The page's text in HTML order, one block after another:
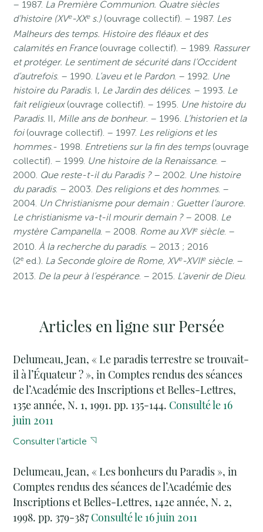
– 1987. La Première Communion. Quatre siècles
d’histoire (XVe-XXes.) (ouvrage collectif). – 1987. Les
Malheurs des temps. Histoire des fléaux et des
calamités en France(ouvrage collectif). – 1989. Rassurer
et protéger. Le sentiment de sécurité dans l’Occident
d’autrefois. – 1990. L’aveu et le Pardon. – 1992. Une
histoire du Paradis. I, Le Jardin des délices. – 1993. Le
fait religieux(ouvrage collectif). – 1995. Une histoire du
Paradis. II, Mille ans de bonheur. – 1996. L’historien et la
foi(ouvrage collectif). – 1997. Les religions et les
hommes.- 1998. Entretiens sur la fin des temps(ouvrage
collectif). – 1999. Une histoire de la Renaissance. –
2000. Que reste-t-il du Paradis ?– 2002. Une histoire
du paradis. – 2003. Des religions et des hommes. –
2004. Un Christianisme pour demain : Guetter l’aurore.
Le christianisme va-t-il mourir demain ?– 2008. Le
mystère Campanella. – 2008. Rome au XVIesiècle. –
2010.À la recherche du paradis. – 2013 ; 2016
(2e ed.). La Seconde gloire de Rome, XVe-XVIIesiècle. –
2013. De la peur à l’espérance. – 2015. L’avenir de Dieu.
Articles en ligne sur Persée
Delumeau, Jean, « Le paradis terrestre se trouvait-
il à l’Équateur ? », in Comptes rendus des séances
de l’Académie des Inscriptions et Belles-Lettres,
135e année, N. 1, 1991. pp. 135-144. Consulté le 16
juin 2011
Consulter l'article
Delumeau, Jean, « Les bonheurs du Paradis », in
Comptes rendus des séances de l’Académie des
Inscriptions et Belles-Lettres, 142e année, N. 2,
1998. pp. 379-387 Consulté le 16 juin 2011